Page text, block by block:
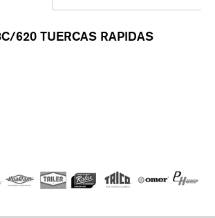
620 TUERCAS RAPIDAS